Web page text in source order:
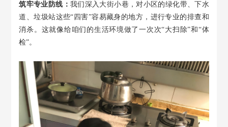
筑牢专业防线： 我们深入大街小巷，对小区的绿化带、下水
道、垃圾站这些“四害”容易藏身的地方，进行专业的排查和
消杀。这就像给咱们的生活环境做了一次次“大扫除”和“体
检”。